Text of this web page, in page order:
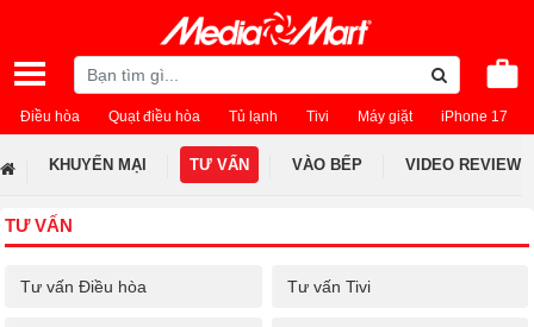
Điều hòa Quạt điều hòa Tủ lạnh Tivi Máy giặt iPhone 17
KHUYẾN MẠI TƯ VẤN VÀO BẾP VIDEO REVIEW
TƯ VẤN
Tư vấn Điều hòa Tư vấn Tivi